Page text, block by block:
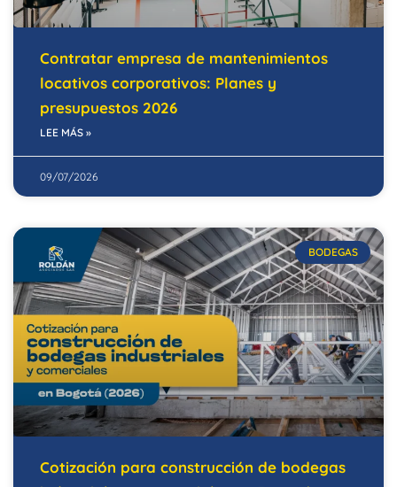
Contratar empresa de mantenimientos
locativos corporativos: Planes y
presupuestos 2026
LEE MÁS »
09/07/2026
BODEGAS
Cotización para construcción de bodegas